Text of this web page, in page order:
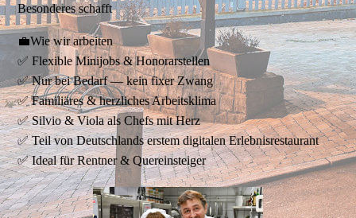
Besonderes schafft
💼Wie wir arbeiten
✅ Flexible Minijobs & Honorarstellen
✅ Nur bei Bedarf — kein fixer Zwang
✅ Familiäres & herzliches Arbeitsklima
✅ Silvio & Viola als Chefs mit Herz
✅ Teil von Deutschlands erstem digitalen Erlebnisrestaurant
✅ Ideal für Rentner & Quereinsteiger